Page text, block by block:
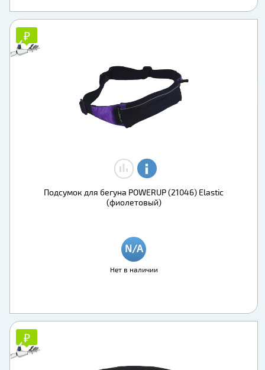
₽
₽
Подсумок для бегуна POWERUP (21046) Elastic
(фиолетовый)
Нет в наличии
₽
₽